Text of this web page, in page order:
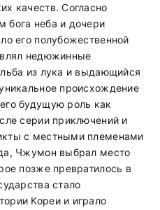
качеств. Согласно
бога неба и дочери
его полубожественной
недюжинные
из лука и выдающийся
происхождение
будущую роль как
серии приключений и
с местными племенами
Чжумон выбрал место
позже превратилось в
стало
Кореи и играло